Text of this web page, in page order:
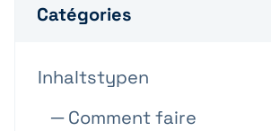
Catégories
Inhaltstypen
─ Comment faire